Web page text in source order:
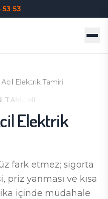
53 53
Acil Elektrik Tamiri
TAMAMI
Elektrik
fark etmez; sigorta
priz yanması ve kısa
içinde müdahale